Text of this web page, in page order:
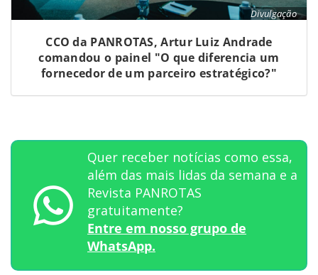
Divulgação
CCO da PANROTAS, Artur Luiz Andrade
comandou o painel "O que diferencia um
fornecedor de um parceiro estratégico?"
Quer receber notícias como essa,
além das mais lidas da semana e a
Revista PANROTAS
gratuitamente?
Entre em nosso grupo de
WhatsApp.